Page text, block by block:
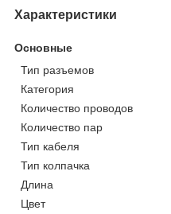
Характеристики
Основные
Тип разъемов
Категория
Количество проводов
Количество пар
Тип кабеля
Тип колпачка
Длина
Цвет